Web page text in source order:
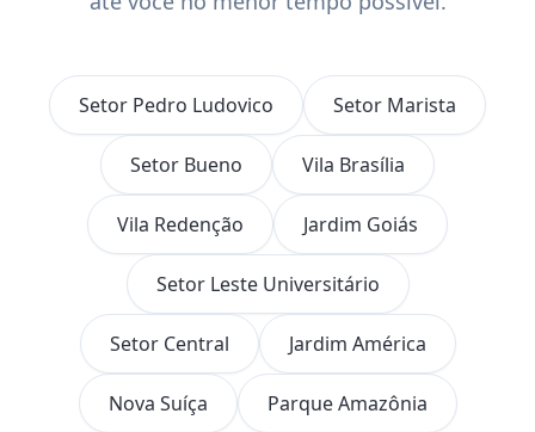
Setor Pedro Ludovico Setor Marista
Setor Bueno Vila Brasília
Vila Redenção Jardim Goiás
Setor Leste Universitário
Setor Central Jardim América
Nova Suíça Parque Amazônia